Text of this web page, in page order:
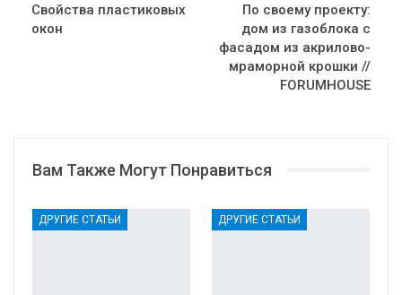
Свойства пластиковых
окон
По своему проекту:
дом из газоблока с
фасадом из акрилово-
мраморной крошки //
FORUMHOUSE
Вам Также Могут Понравиться
ДРУГИЕ СТАТЬИ ДРУГИЕ СТАТЬИ